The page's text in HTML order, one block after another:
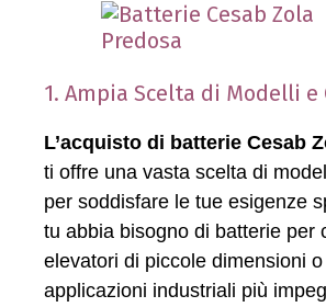
1. Ampia Scelta di Modelli e
L’acquisto di batterie Cesab
ti offre una vasta scelta di
per soddisfare le tue esigenze
tu abbia bisogno di batterie per
elevatori di piccole dimensioni
applicazioni industriali più